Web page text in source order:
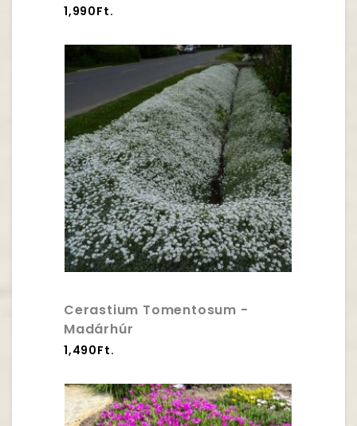
1,990Ft.
Cerastium Tomentosum -
Madárhúr
1,490Ft.